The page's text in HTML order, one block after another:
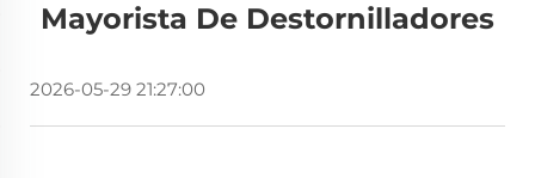
Mayorista De Destornilladores
2026-05-29 21:27:00